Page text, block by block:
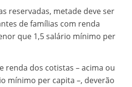
reservadas, metade deve ser
de famílias com renda
que 1,5 salário mínimo per
renda dos cotistas – acima ou
mínimo per capita –, deverão